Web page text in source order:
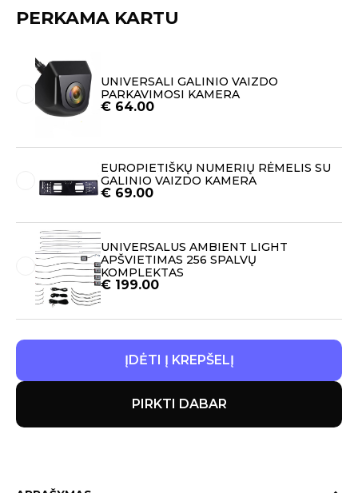
PERKAMA KARTU
UNIVERSALI GALINIO VAIZDO
PARKAVIMOSI KAMERA
€ 64.00
EUROPIETIŠKŲ NUMERIŲ RĖMELIS SU
GALINIO VAIZDO KAMERA
€ 69.00
UNIVERSALUS AMBIENT LIGHT
APŠVIETIMAS 256 SPALVŲ
KOMPLEKTAS
€ 199.00
ĮDĖTI Į KREPŠELĮ
PIRKTI DABAR